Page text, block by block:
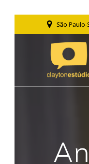
to
São Paulo-